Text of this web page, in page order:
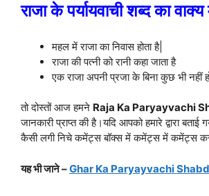
राजा के पर्यायवाची शब्द का
महल में राजा का निवास होता है|
राजा की पत्नी को रानी कहा जाता है
एक राजा अपनी प्रजा के बिना कुछ भी नहीं
तो दोस्तों आज हमने Raja Ka Paryayvachi
जानकारी प्राप्त की है।यदि आपको हमारे द्वारा बताई
कैसी लगी निचे कमेंट्स बॉक्स में कमेंट्स में कमेंट्स
यह भी जाने –Ghar Ka Paryayvachi Shabd